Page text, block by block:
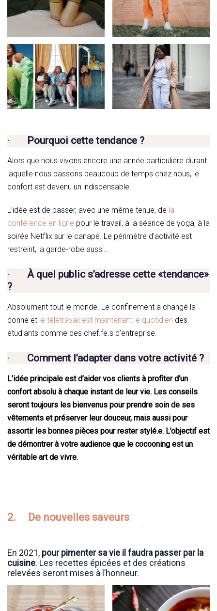
· Pourquoi cette tendance ?
Alors que nous vivons encore une année particulière durant
laquelle nous passons beaucoup de temps chez nous, le
confort est devenu un indispensable.
L’idée est de passer, avec une même tenue, de la
conférence en ligne pour le travail, à la séance de yoga, à la
soirée Netflix sur le canapé. Le périmètre d’activité est
restreint, la garde-robe aussi…
· À quel public s’adresse cette «tendance»
?
Absolument tout le monde. Le confinement a changé la
donne et le télétravail est maintenant le quotidien des
étudiants comme des chef.fe.s d’entreprise.
· Comment l’adapter dans votre activité ?
L’idée principale est d’aider vos clients à profiter d’un
confort absolu à chaque instant de leur vie. Les conseils
seront toujours les bienvenus pour prendre soin de ses
vêtements et préserver leur douceur, mais aussi pour
assortir les bonnes pièces pour rester stylé.e. L’objectif est
de démontrer à votre audience que le cocooning est un
véritable art de vivre.
2. De nouvelles saveurs
En 2021, pour pimenter sa vie il faudra passer par la
cuisine. Les recettes épicées et des créations
relevées seront mises à l’honneur.